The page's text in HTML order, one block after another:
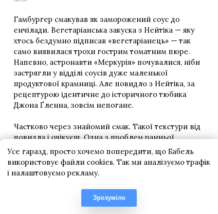
Усе гаразд, просто хочемо попередити, що Бабель
використовує файли cookies. Так ми аналізуємо трафік
і налаштовуємо рекламу.
Зрозуміло